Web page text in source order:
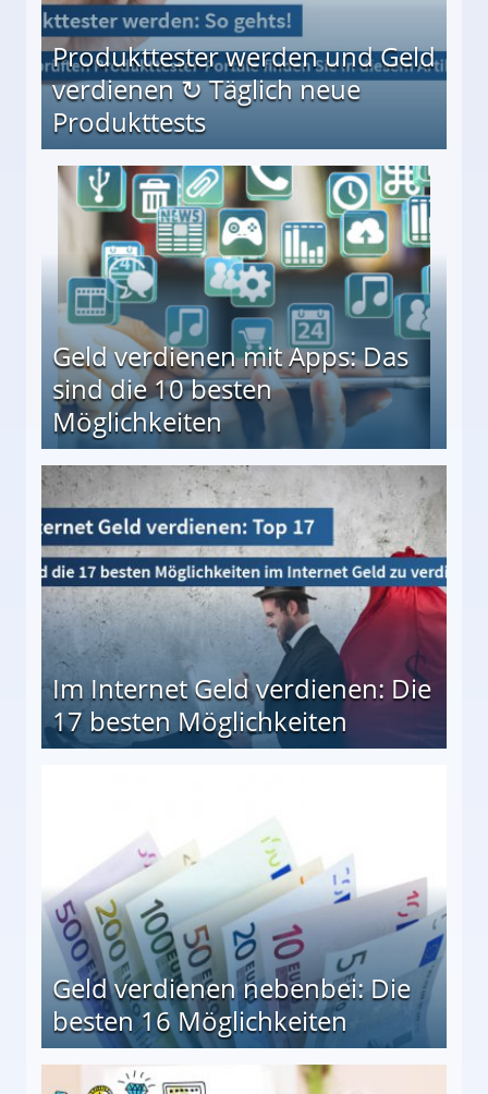
Produkttester werden und Geld
verdienen ↻ Täglich neue
Produkttests
↻ Täglich neue Produkttests
Geld verdienen mit Apps: Das
sind die 10 besten
Möglichkeiten
besten Möglichkeiten
Im Internet Geld verdienen: Die
17 besten Möglichkeiten
Geld verdienen nebenbei: Die
besten 16 Möglichkeiten